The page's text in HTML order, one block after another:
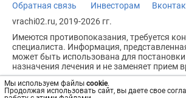
Мы используем файлы cookie.
Продолжая использовать сайт, вы даете свое
Обратная связь Инвесторам
vrachi02.ru, 2019-2026 гг.
Имеются противопоказания, требуется
специалиста. Информация,
может быть использована для постановки
назначения лечения и не заменяет прием
Возрастное ограничение: 18+